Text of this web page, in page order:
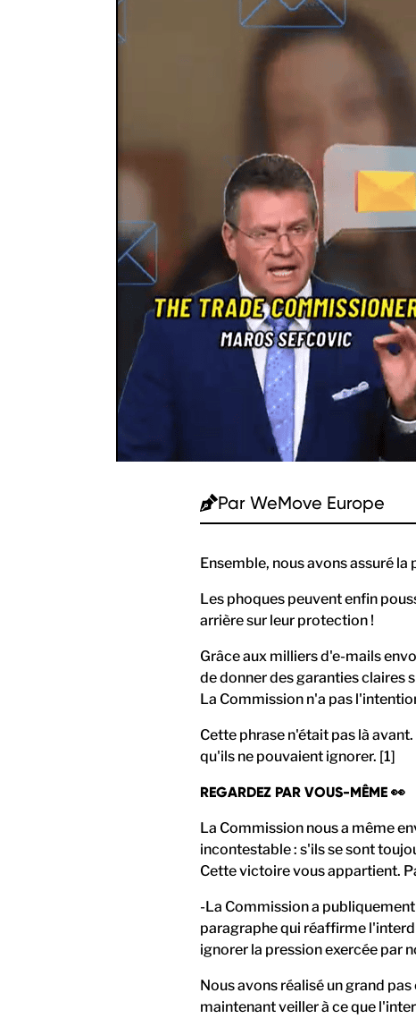
Par WeMove Europe
Ensemble, nous avons assuré
Les phoques peuvent enfin
arrière sur leur protection !
Grâce aux milliers d'e-mails
de donner des garanties claires
La Commission n'a pas
Cette phrase n'était pas là
qu'ils ne pouvaient ignorer. [1]
REGARDEZ PAR VOUS-MÊME 👀
La Commission nous a même
incontestable : s'ils se sont
Cette victoire vous appartient.
-La Commission a
paragraphe qui réaffirme
ignorer la pression exercée par
Nous avons réalisé un grand
maintenant veiller à ce que